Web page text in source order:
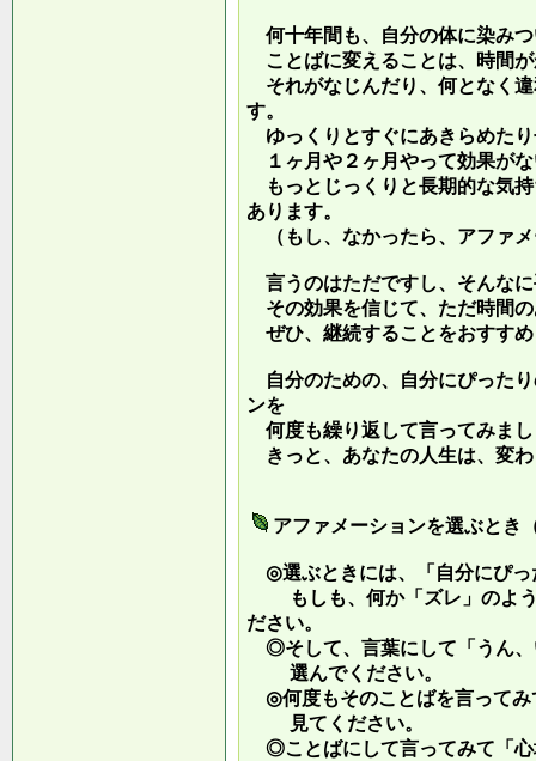
何十年間も、自分の体に染み
ことばに変えることは、時間
それがなじんだり、何となく
す。
ゆっくりとすぐにあきらめた
１ヶ月や２ヶ月やって効果が
もっとじっくりと長期的な気
あります。
（もし、なかったら、アファ
言うのはただですし、そんな
その効果を信じて、ただ時間
ぜひ、継続することをおすす
自分のための、自分にぴった
ンを
何度も繰り返して言ってみま
きっと、あなたの人生は、変
アファメーションを選ぶとき
◎選ぶときには、「自分にぴっ
もしも、何か「ズレ」のよう
ださい。
◎そして、言葉にして「うん、
選んでください。
◎何度もそのことばを言ってみ
見てください。
◎ことばにして言ってみて「心